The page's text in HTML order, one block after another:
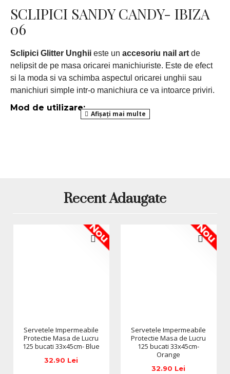
SCLIPICI SANDY CANDY- IBIZA
06
Sclipici Glitter Unghii este un accesoriu nail art de
nelipsit de pe masa oricarei manichiuriste. Este de efect
si la moda si va schimba aspectul oricarei unghii sau
manichiuri simple intr-o manichiura ce va intoarce priviri.
Mod de utilizare:
culorii pot varia in functie de monitor. Imaginile produselor
prezentate pe site sunt cu titlu de prezentare si pot diferi
in orice mod (culoare, aspect etc.) de imaginile produselor
Recent Adaugate
Nou
Servetele Impermeabile
Protectie Masa de Lucru
125 bucati 33x45cm- Blue
32.90 Lei
Nou
Servetele Impermeabile
Protectie Masa de Lucru
125 bucati 33x45cm-
Orange
32.90 Lei